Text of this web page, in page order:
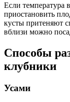
Если температура
приостановить
кусты притеняют
вблизи можно
Способы
клубники
Усами